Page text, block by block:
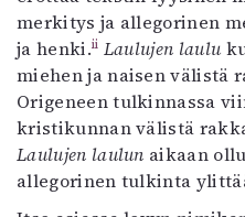
merkitys ja allegorinen
ja henki.ii Laulujen laulu
miehen ja naisen välistä
Origeneen tulkinnassa
kristikunnan välistä
Laulujen laulun aikaan
allegorinen tulkinta